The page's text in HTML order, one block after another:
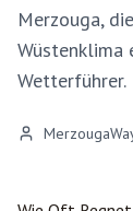
Merzouga,
Wüstenklima
Wetterführer.